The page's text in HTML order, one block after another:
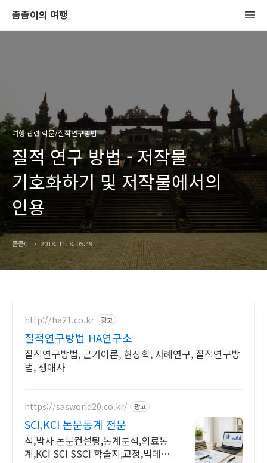
좀좀이의 여행
여행 관련 학문/질적연구방법
질적 연구 방법 - 저작물
기호화하기 및 저작물에서의
인용
좀좀이 2018. 11. 8. 05:49
http://ha21.co.kr 광고
질적연구방법 HA연구소
질적연구방법, 근거이론, 현상학, 사례연구, 질적연구방
법, 생애사
https://sasworld20.co.kr/ 광고
SCI,KCI 논문통계 전문
석,박사 논문컨설팅,통계분석,의료통
계,KCI SCI SSCI 학술지,교정,빅데이